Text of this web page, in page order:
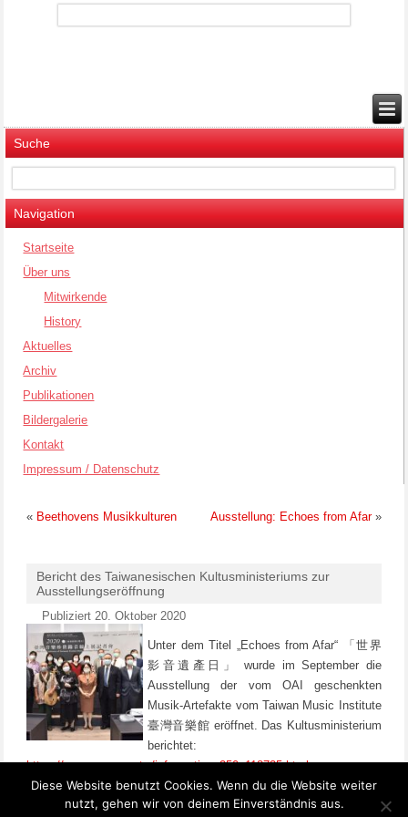
Suche
Navigation
Startseite
Über uns
Mitwirkende
History
Aktuelles
Archiv
Publikationen
Bildergalerie
Kontakt
Impressum / Datenschutz
« Beethovens Musikkulturen Ausstellung: Echoes from Afar»
Bericht des Taiwanesischen Kultusministeriums zur
Ausstellungseröffnung
Publiziert 20. Oktober 2020
Unter dem Titel „Echoes from Afar“ 「世界
影音遺產日」 wurde im September die
Ausstellung der vom OAI geschenkten
Musik-Artefakte vom Taiwan Music Institute
臺灣音樂館 eröffnet. Das Kultusministerium
berichtet:
https://www.moc.gov.tw/information_250_118735.html
Diese Website benutzt Cookies. Wenn du die Website weiter
nutzt, gehen wir von deinem Einverständnis aus.